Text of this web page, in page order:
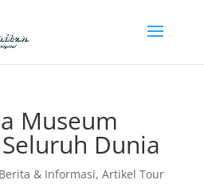
Museum
Dunia
& Informasi, Artikel Tour